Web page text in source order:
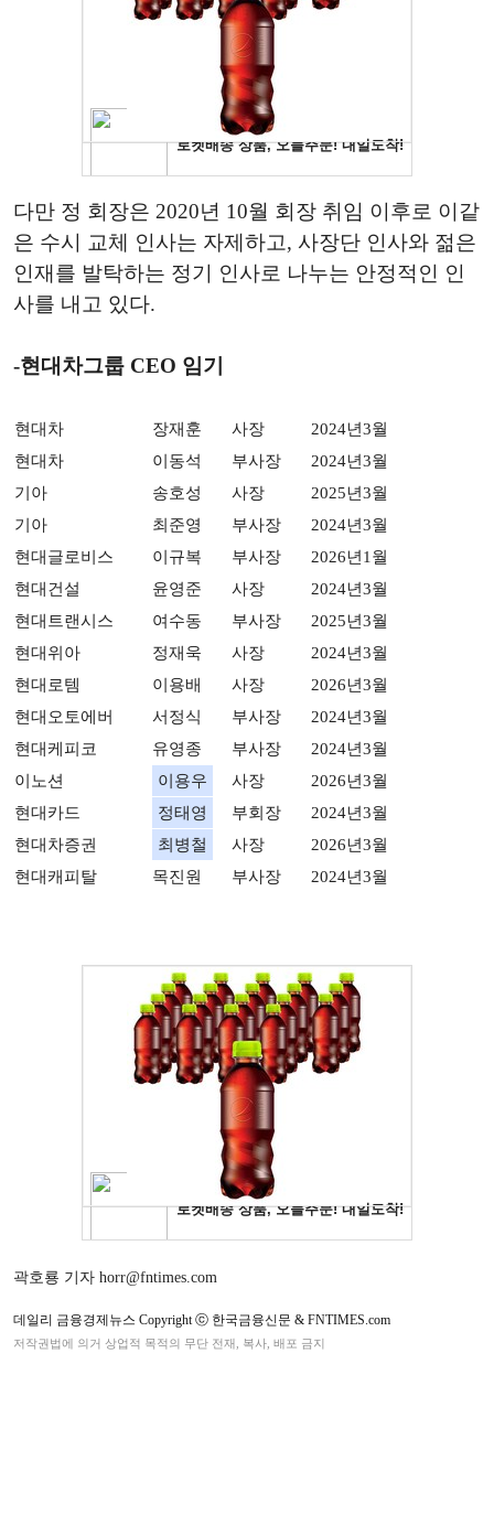
다만 정 회장은 2020년 10월 회장 취임 이후로 이같
은 수시 교체 인사는 자제하고, 사장단 인사와 젊은
인재를 발탁하는 정기 인사로 나누는 안정적인 인
사를 내고 있다.
-현대차그룹 CEO 임기
현대차 장재훈 사장
2024년3월
현대차
이동석 부사장
2024년3월
기아
송호성 사장
2025년3월
기아
최준영 부사장
2024년3월
현대글로비스
이규복 부사장
2026년1월
현대건설
윤영준 사장
2024년3월
현대트랜시스
여수동 부사장
2025년3월
현대위아
정재욱 사장
2024년3월
현대로템
이용배 사장
2026년3월
현대오토에버
서정식 부사장
2024년3월
현대케피코
유영종 부사장
2024년3월
이노션
이용우 사장
2026년3월
현대카드
정태영 부회장
2024년3월
현대차증권
최병철 사장
2026년3월
현대캐피탈
목진원 부사장 2024년3월
곽호룡 기자 horr@fntimes.com
데일리 금융경제뉴스 Copyright ⓒ 한국금융신문 & FNTIMES.com
저작권법에 의거 상업적 목적의 무단 전재, 복사, 배포 금지